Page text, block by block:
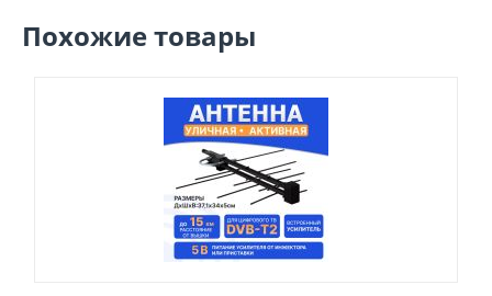
Похожие товары